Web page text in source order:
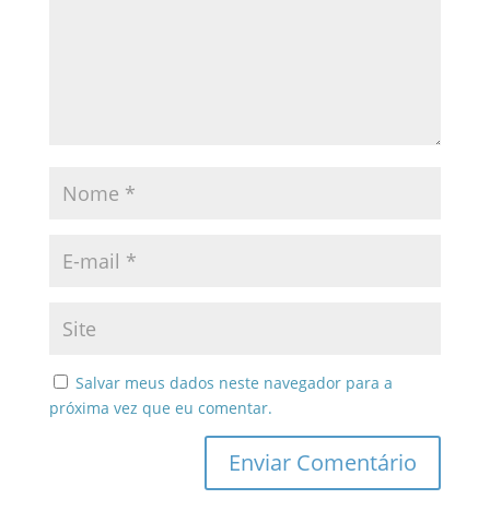
Salvar meus dados neste navegador para a
próxima vez que eu comentar.